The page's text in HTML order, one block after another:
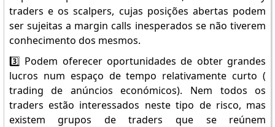
traders e os scalpers, cujas posições abertas podem
ser sujeitas a margin calls inesperados se não tiverem
conhecimento dos mesmos.
3️⃣ Podem oferecer oportunidades de obter grandes
lucros num espaço de tempo relativamente curto (
trading de anúncios económicos). Nem todos os
traders estão interessados neste tipo de risco, mas
existem grupos de traders que se reúnem